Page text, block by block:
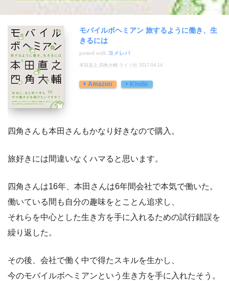
モバイルボヘミアン 旅するように働き、生
きるには
posted with ヨメレバ
本田直之,四角大輔 ライツ社 2017-04-14
Amazon Kindle
四角さんも本田さんもかなり好きなので購入。
旅好きには間違いなくハマると思います。
四角さんは16年、本田さんは6年間会社で本気で働いた。
働いている間も自分の趣味をとことん追求し、
それらを中心とした生き方を手に入れるための試行錯誤を
繰り返した。
その後、会社で働く中で得たスキルを生かし、
今のモバイルボヘミアンという生き方を手に入れたそう。